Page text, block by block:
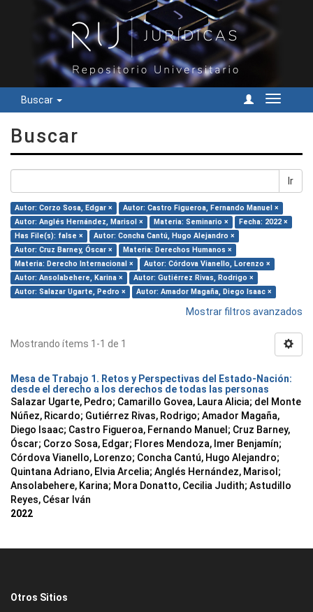
Buscar
Cambiar
Buscar
Ir
Autor: Corzo Sosa, Edgar ×
Autor: Castro Figueroa, Fernando Manuel ×
Autor: Anglés Hernández, Marisol ×
Materia: Seminario ×
Fecha: 2022 ×
Has File(s): false ×
Autor: Concha Cantú, Hugo Alejandro ×
Autor: Cruz Barney, Óscar ×
Materia: Derechos Humanos ×
Materia: Derecho Internacional ×
Autor: Córdova Vianello, Lorenzo ×
Autor: Ansolabehere, Karina ×
Autor: Gutiérrez Rivas, Rodrigo ×
Autor: Salazar Ugarte, Pedro ×
Autor: Amador Magaña, Diego Isaac ×
Mostrar filtros avanzados
Mostrando ítems 1-1 de 1
Mesa de Trabajo 1. Retos y Perspectivas del Estado-Nación:
desde el derecho a los derechos de todas las personas
Salazar Ugarte, Pedro; Camarillo Govea, Laura Alicia; del Monte
Núñez, Ricardo; Gutiérrez Rivas, Rodrigo; Amador Magaña,
Diego Isaac; Castro Figueroa, Fernando Manuel ; Cruz Barney,
Óscar; Corzo Sosa, Edgar; Flores Mendoza, Imer Benjamín;
Córdova Vianello, Lorenzo; Concha Cantú, Hugo Alejandro;
Quintana Adriano, Elvia Arcelia; Anglés Hernández, Marisol ;
Ansolabehere, Karina; Mora Donatto, Cecilia Judith; Astudillo
Reyes, César Iván
2022
Otros Sitios